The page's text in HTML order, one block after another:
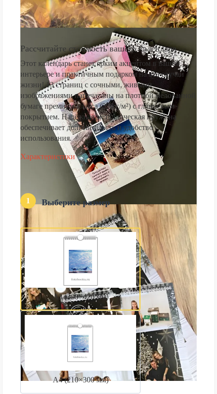
Рассчитайте стоимость вашего календаря
Этот календарь станет ярким акцентом в вашем
интерьере и практичным подарком на все случаи
жизни! 13 страниц с сочными, живыми
изображениями напечатаны на плотной мелованной
бумаге премиум-класса (250 г/м²) с глянцевым
покрытием. Надёжная металлическая пружина
обеспечивает долговечность и удобство
использования.
Характеристики
1 Выберите размер
А3 (300×420 мм)
А4 (210×300 мм)